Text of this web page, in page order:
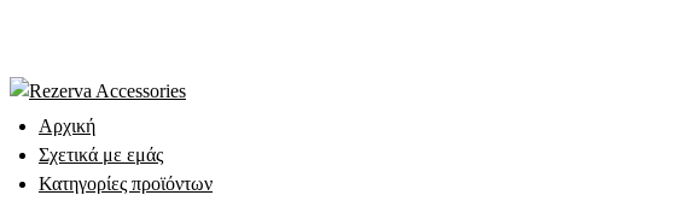
content
Αρχική
Σχετικά με εμάς
Κατηγορίες προϊόντων